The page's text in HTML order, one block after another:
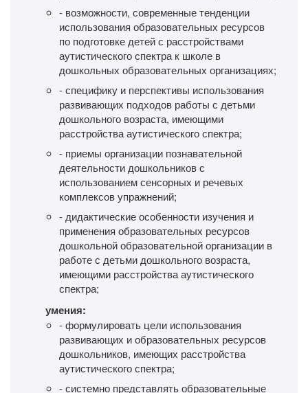
- возможности, современные тенденции
использования образовательных ресурсов
по подготовке детей с расстройствами
аутистического спектра к школе в
дошкольных образовательных организациях;
- специфику и перспективы использования
развивающих подходов работы с детьми
дошкольного возраста, имеющими
расстройства аутистического спектра;
- приемы организации познавательной
деятельности дошкольников с
использованием сенсорных и речевых
комплексов упражнений;
- дидактические особенности изучения и
применения образовательных ресурсов
дошкольной образовательной организации в
работе с детьми дошкольного возраста,
имеющими расстройства аутистического
спектра;
умения:
- формулировать цели использования
развивающих и образовательных ресурсов
дошкольников, имеющих расстройства
аутистического спектра;
- системно представлять образовательные